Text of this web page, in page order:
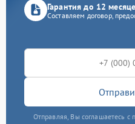
Гарантия до 12
Составляем договор,
Отправляя, Вы соглашаетесь